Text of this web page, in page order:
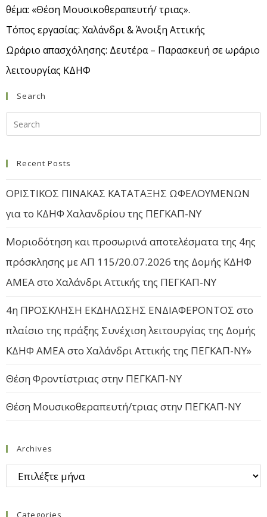
θέμα: «Θέση Μουσικοθεραπευτή/ τριας».
Τόπος εργασίας: Χαλάνδρι & Άνοιξη Αττικής
Ωράριο απασχόλησης: Δευτέρα – Παρασκευή σε ωράριο
λειτουργίας ΚΔΗΦ
Search
Recent Posts
ΟΡΙΣΤΙΚΟΣ ΠΙΝΑΚΑΣ ΚΑΤΑΤΑΞΗΣ ΩΦΕΛΟΥΜΕΝΩΝ
για το ΚΔΗΦ Χαλανδρίου της ΠΕΓΚΑΠ-ΝΥ
Μοριοδότηση και προσωρινά αποτελέσματα της 4ης
πρόσκλησης με ΑΠ 115/20.07.2026 της Δομής ΚΔΗΦ
ΑΜΕΑ στο Χαλάνδρι Αττικής της ΠΕΓΚΑΠ-ΝΥ
4η ΠΡΟΣΚΛΗΣΗ ΕΚΔΗΛΩΣΗΣ ΕΝΔΙΑΦΕΡΟΝΤΟΣ στο
πλαίσιο της πράξης Συνέχιση λειτουργίας της Δομής
ΚΔΗΦ ΑΜΕΑ στο Χαλάνδρι Αττικής της ΠΕΓΚΑΠ-ΝΥ»
Θέση Φροντίστριας στην ΠΕΓΚΑΠ-ΝΥ
Θέση Μουσικοθεραπευτή/τριας στην ΠΕΓΚΑΠ-ΝΥ
Archives
Categories